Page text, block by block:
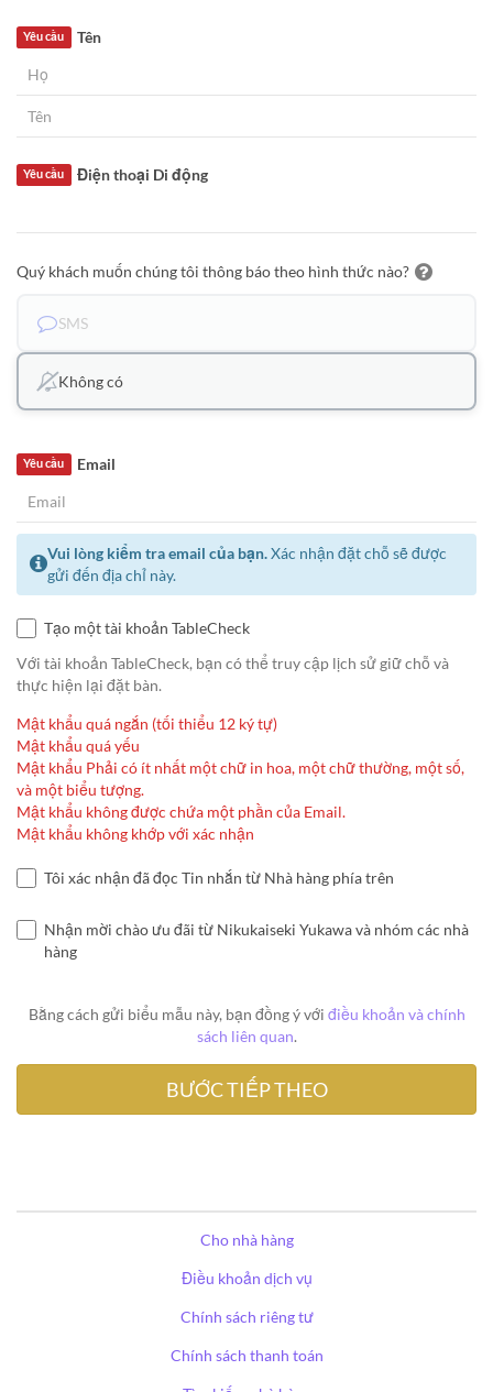
Tên
Yêu cầu
Điện thoại Di động
Yêu cầu
Quý khách muốn chúng tôi thông báo theo hình thức nào?
SMS
Không có
Email
Yêu cầu
Vui lòng kiểm tra email của bạn.Xác nhận đặt chỗ sẽ được
gửi đến địa chỉ này.
Tạo một tài khoản TableCheck
Với tài khoản TableCheck, bạn có thể truy cập lịch sử giữ chỗ và
thực hiện lại đặt bàn.
Mật khẩu quá ngắn (tối thiểu 12 ký tự)
Mật khẩu quá yếu
Mật khẩu Phải có ít nhất một chữ in hoa, một chữ thường, một số,
và một biểu tượng.
Mật khẩu không được chứa một phần của Email.
Mật khẩu không khớp với xác nhận
Tôi xác nhận đã đọc Tin nhắn từ Nhà hàng phía trên
Nhận mời chào ưu đãi từ Nikukaiseki Yukawa và nhóm các nhà
hàng
Bằng cách gửi biểu mẫu này, bạn đồng ý với điều khoản và chính
sách liên quan.
Cho nhà hàng
Điều khoản dịch vụ
Chính sách riêng tư
Chính sách thanh toán